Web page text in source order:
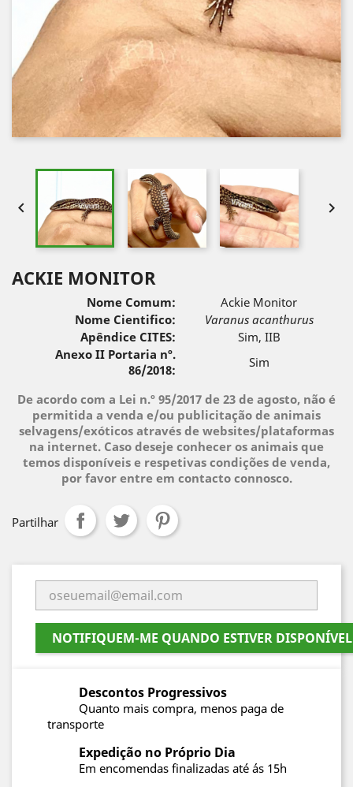
 
ACKIE MONITOR
Nome Comum:
Ackie Monitor
Nome Cientifico:
Varanus acanthurus
Apêndice CITES:
Sim, IIB
Anexo II Portaria nº.
86/2018:
Sim
De acordo com a Lei n.º 95/2017 de 23 de agosto, não é
permitida a venda e/ou publicitação de animais
selvagens/exóticos através de websites/plataformas
na internet. Caso deseje conhecer os animais que
temos disponíveis e respetivas condições de venda,
por favor entre em contacto connosco.
Partilhar
NOTIFIQUEM-ME QUANDO ESTIVER DISPONÍVEL
Descontos Progressivos
Quanto mais compra, menos paga de
transporte
Expedição no Próprio Dia
Em encomendas finalizadas até ás 15h